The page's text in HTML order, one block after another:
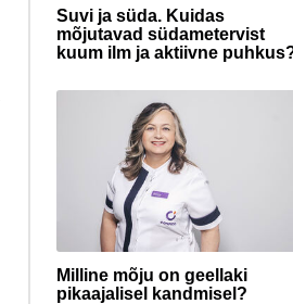
Suvi ja süda. Kuidas
mõjutavad südametervist
kuum ilm ja aktiivne
Milline mõju on geellaki
pikaajalisel kandmisel?